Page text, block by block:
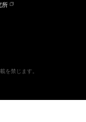
所
を禁じます。